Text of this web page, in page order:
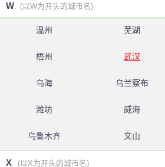
W (以W为开头的城市名)
温州 芜湖
梧州 武汉
乌海 乌兰察布
潍坊 威海
乌鲁木齐 文山
X (以X为开头的城市名)